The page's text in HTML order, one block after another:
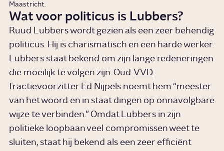
Maastricht.
Wat voor politicus is Lubbers?
Ruud Lubbers wordt gezien als een zeer behendig
politicus. Hij is charismatisch en een harde werker.
Lubbers staat bekend om zijn lange redeneringen
die moeilijk te volgen zijn. Oud-VVD-
fractievoorzitter Ed Nijpels noemt hem “meester
van het woord en in staat dingen op onnavolgbare
wijze te verbinden.” Omdat Lubbers in zijn
politieke loopbaan veel compromissen weet te
sluiten, staat hij bekend als een zeer efficiënt